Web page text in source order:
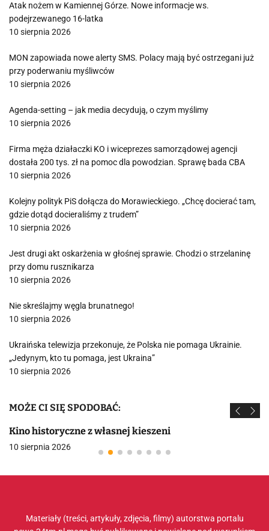
Atak nożem w Kamiennej Górze. Nowe informacje ws.
podejrzewanego 16-latka
10 sierpnia 2026
MON zapowiada nowe alerty SMS. Polacy mają być ostrzegani już
przy poderwaniu myśliwców
10 sierpnia 2026
Agenda-setting – jak media decydują, o czym myślimy
10 sierpnia 2026
Firma męża działaczki KO i wiceprezes samorządowej agencji
dostała 200 tys. zł na pomoc dla powodzian. Sprawę bada CBA
10 sierpnia 2026
Kolejny polityk PiS dołącza do Morawieckiego. „Chcę docierać tam,
gdzie dotąd docieraliśmy z trudem”
10 sierpnia 2026
Jest drugi akt oskarżenia w głośnej sprawie. Chodzi o strzelaninę
przy domu rusznikarza
10 sierpnia 2026
Nie skreślajmy węgla brunatnego!
10 sierpnia 2026
Ukraińska telewizja przekonuje, że Polska nie pomaga Ukrainie.
„Jedynym, kto tu pomaga, jest Ukraina”
10 sierpnia 2026
MOŻE CI SIĘ SPODOBAĆ:
Kino historyczne z własnej kieszeni
10 sierpnia 2026
Materiały (treści, artykuły, zdjęcia, filmy) autorstwa portalu